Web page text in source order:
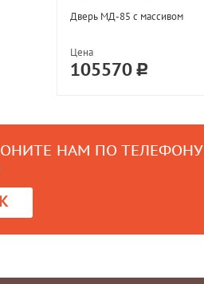
Дверь МД-85 с массивом
Цена
105570
НАМ ПО ТЕЛЕФОНУ